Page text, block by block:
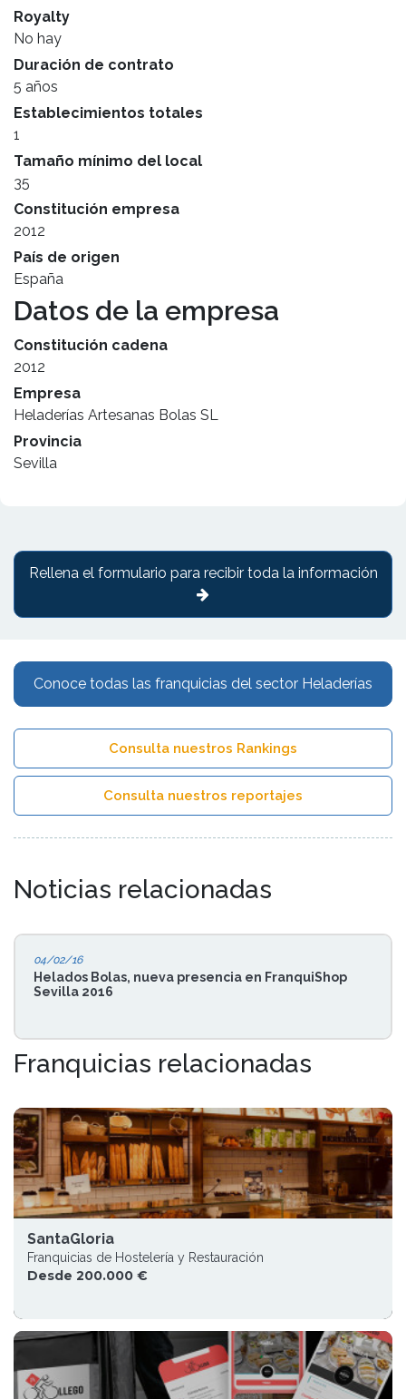
Royalty
No hay
Duración de contrato
5 años
Establecimientos totales
1
Tamaño mínimo del local
35
Constitución empresa
2012
País de origen
España
Datos de la empresa
Constitución cadena
2012
Empresa
Heladerías Artesanas Bolas SL
Provincia
Sevilla
Conoce todas las franquicias del sector Heladerías
Consulta nuestros Rankings
Consulta nuestros reportajes
Noticias relacionadas
04/02/16
Helados Bolas, nueva presencia en FranquiShop
Sevilla 2016
Franquicias relacionadas
SantaGloria
Franquicias de Hostelería y Restauración
Desde 200.000 €